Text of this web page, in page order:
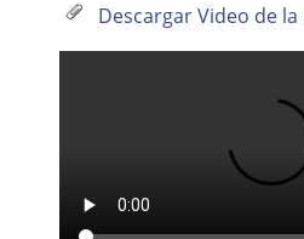
Descargar Video de